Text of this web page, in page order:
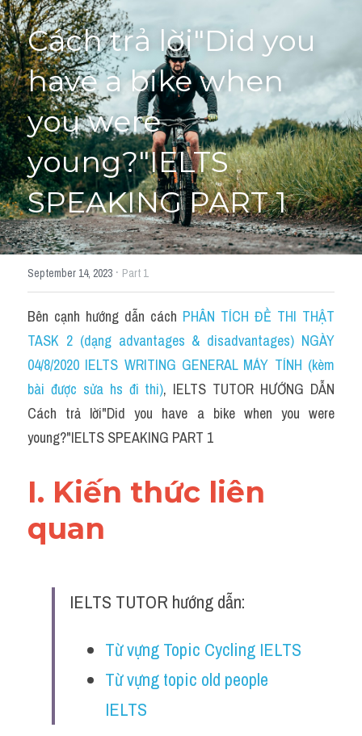
HỌC THỬ
Cách trả lời"Did you
have a bike when
you were
young?"IELTS
SPEAKING PART 1
September 14, 2023 · Part 1
Bên cạnh hướng dẫn cách PHÂN TÍCH ĐỀ THI THẬT
TASK 2 (dạng advantages & disadvantages) NGÀY
04/8/2020 IELTS WRITING GENERAL MÁY TÍNH (kèm
bài được sửa hs đi thi), IELTS TUTOR HƯỚNG DẪN
Cách trả lời"Did you have a bike when you were
young?"IELTS SPEAKING PART 1
I. Kiến thức liên
quan
IELTS TUTOR hướng dẫn:
Từ vựng Topic Cycling IELTS
Từ vựng topic old people
IELTS